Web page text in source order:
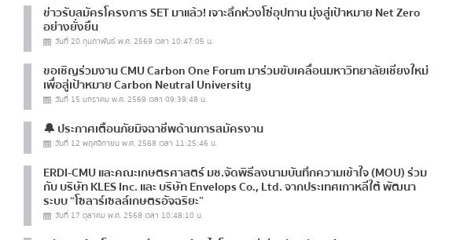
ข่าวรับสมัครโครงการ SET มาแล้ว! เจาะลึกห่วงโซ่อุปทาน มุ่งสู่เป้าหมาย Net Zero
อย่างยั่งยืน
วันที่ 20 กุมภาพันธ์ พ.ศ. 2569 เวลา 10:47:05 น.
ขอเชิญร่วมงาน CMU Carbon One Forum มาร่วมขับเคลื่อนมหาวิทยาลัยเชียงใหม่
เพื่อสู่เป้าหมาย Carbon Neutral University
วันที่ 15 มกราคม พ.ศ. 2569 เวลา 09:39:48 น.
🔔 ประกาศเตือนภัยมิจฉาชีพด้านการสมัครงาน
วันที่ 12 พฤศจิกายน พ.ศ. 2568 เวลา 11:25:46 น.
ERDI-CMU และคณะเกษตรศาสตร์ มช.จัดพิธีลงนามบันทึกความเข้าใจ (MOU) ร่วม
กับ บริษัท KLES Inc. และ บริษัท Envelops Co., Ltd. จากประเทศเกาหลีใต้ พัฒนา
ระบบ “โซลาร์เซลล์เกษตรอัจฉริยะ”
วันที่ 17 ตุลาคม พ.ศ. 2568 เวลา 10:48:10 น.
เชียงใหม่ (ERDI-CMU) จัดการประชุมเรื่อง “การติดตามผล
การปฏิบัติงานตามแผนการบริหารจัดการคาร์บอนในระดับส่วน